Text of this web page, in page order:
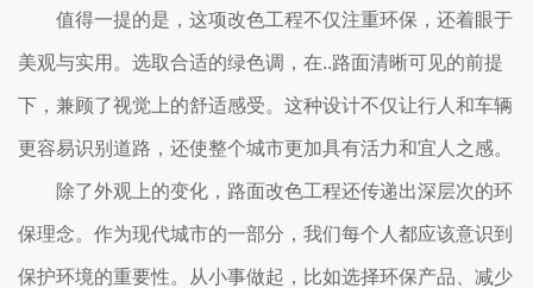
值得一提的是，这项改色工程不仅注重环保，还着眼于
美观与实用。选取合适的绿色调，在..路面清晰可见的前提
下，兼顾了视觉上的舒适感受。这种设计不仅让行人和车辆
更容易识别道路，还使整个城市更加具有活力和宜人之感。
除了外观上的变化，路面改色工程还传递出深层次的环
保理念。作为现代城市的一部分，我们每个人都应该意识到
保护环境的重要性。从小事做起，比如选择环保产品、减少